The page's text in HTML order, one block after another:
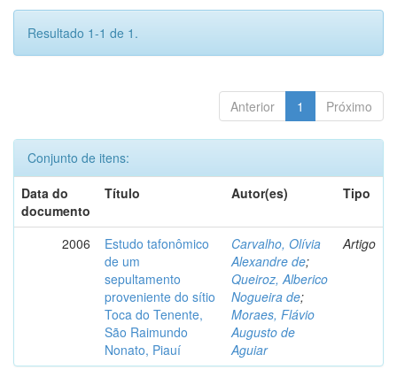
Resultado 1-1 de 1.
Anterior 1 Próximo
Conjunto de itens:
Data do
documento
Título Autor(es) Tipo
2006
Estudo tafonômico
de um
sepultamento
proveniente do sítio
Toca do Tenente,
São Raimundo
Nonato, Piauí
Carvalho, Olívia
Alexandre de;
Queiroz, Alberico
Nogueira de;
Moraes, Flávio
Augusto de
Aguiar
Artigo